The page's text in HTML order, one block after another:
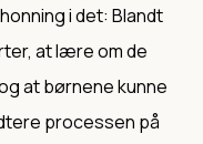
i det: Blandt
at lære om de
at børnene kunne
processen på